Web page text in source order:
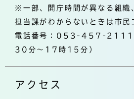
※一部、開庁時間が異なる組織
担当課がわからないときは市
電話番号：053-457-2111
30分～17時15分）
アクセス